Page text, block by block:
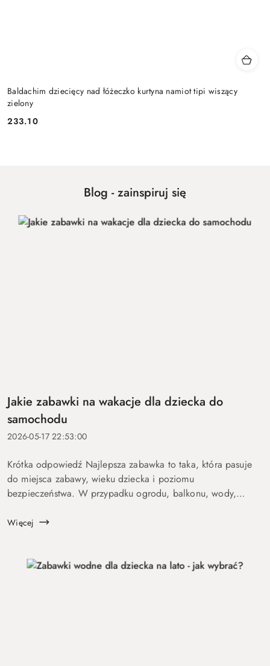
Baldachim dziecięcy nad łóżeczko kurtyna namiot tipi wiszący
zielony
Cena:
233.10
Blog - zainspiruj się
Jakie zabawki na wakacje dla dziecka do
samochodu
2026-05-17 22:53:00
Krótka odpowiedź Najlepsza zabawka to taka, która pasuje
do miejsca zabawy, wieku dziecka i poziomu
bezpieczeństwa. W przypadku ogrodu, balkonu, wody,
zasady, trwałość, ł...
Więcej